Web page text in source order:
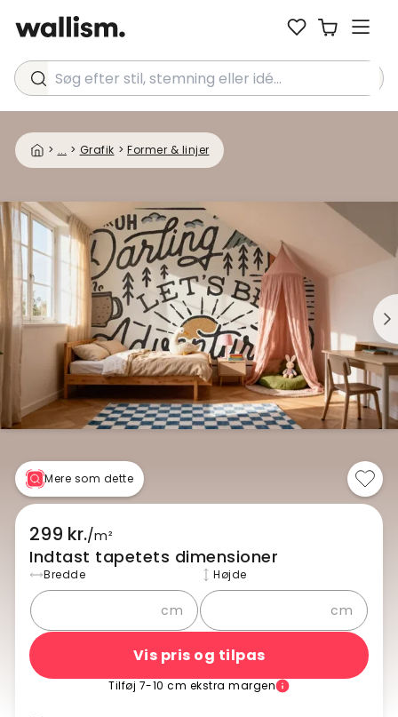
Søg efter stil, stemning eller idé...
> ... > Grafik > Former & linjer
Mere som dette
299 kr./m²
Indtast tapetets dimensioner
Bredde
cm
Højde
cm
Vis pris og tilpas
Tilføj 7-10 cm ekstra margen